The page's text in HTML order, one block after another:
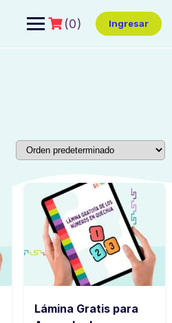
(0) Ingresar
Lámina Gratis para